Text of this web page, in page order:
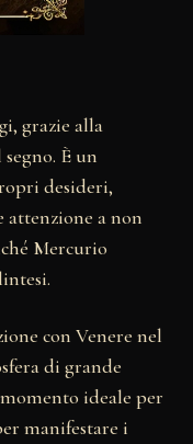
grazie alla
È un
desideri,
a non
Mercurio
con Venere nel
di grande
ideale per
manifestare i